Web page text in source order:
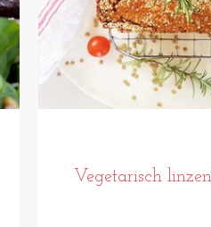
Vegetarisch